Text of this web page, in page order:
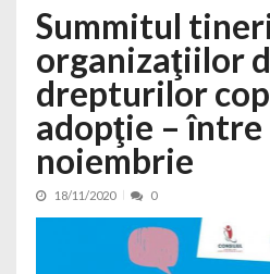
Summitul
organizaţiilor
drepturilor
adopţie – între
noiembrie
18/11/2020 0